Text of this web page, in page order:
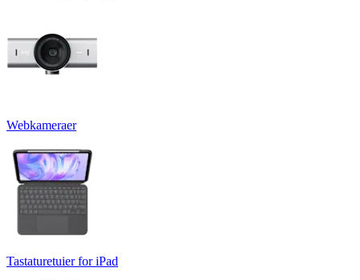
Webkameraer
Tastaturetuier for iPad